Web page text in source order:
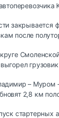
закрывается
после
грузовик
– Муром
2,8 км
стартерных